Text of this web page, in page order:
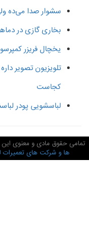
سشوار صدا می‌ده ولی
بخاری گازی در
یخچال فریزر کمپرسور
تلویزیون تصویر
کجاست
لباسشویی پودر
حقوق مادی و معنوی این
ها و شرکت های تعمیرات